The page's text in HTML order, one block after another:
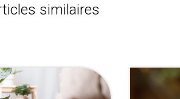
similaires